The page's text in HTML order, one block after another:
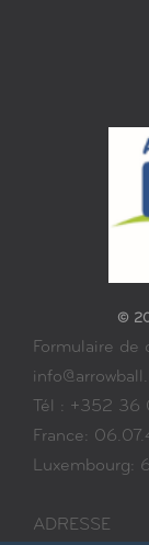
©
Formulaire de
Tél : +352
France:
Luxembourg:
ADRESSE